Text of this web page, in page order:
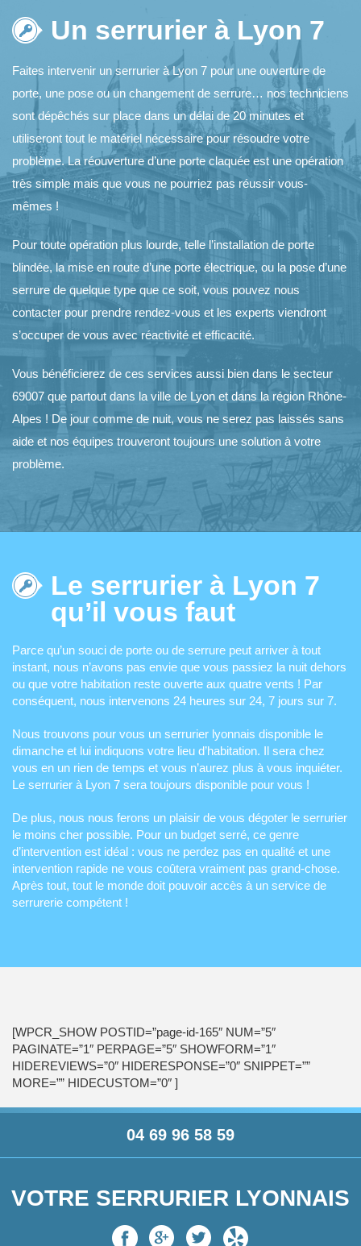
Un serrurier à Lyon 7
Faites intervenir un serrurier à Lyon 7 pour une ouverture de
porte, une pose ou un changement de serrure… nos techniciens
sont dépêchés sur place dans un délai de 20 minutes et
utiliseront tout le matériel nécessaire pour résoudre votre
problème. La réouverture d’une porte claquée est une opération
très simple mais que vous ne pourriez pas réussir vous-
mêmes !
Pour toute opération plus lourde, telle l’installation de porte
blindée, la mise en route d’une porte électrique, ou la pose d’une
serrure de quelque type que ce soit, vous pouvez nous
contacter pour prendre rendez-vous et les experts viendront
s’occuper de vous avec réactivité et efficacité.
Vous bénéficierez de ces services aussi bien dans le secteur
69007 que partout dans la ville de Lyon et dans la région Rhône-
Alpes ! De jour comme de nuit, vous ne serez pas laissés sans
aide et nos équipes trouveront toujours une solution à votre
problème.
Le serrurier à Lyon 7
qu’il vous faut
Parce qu’un souci de porte ou de serrure peut arriver à tout
instant, nous n’avons pas envie que vous passiez la nuit dehors
ou que votre habitation reste ouverte aux quatre vents ! Par
conséquent, nous intervenons 24 heures sur 24, 7 jours sur 7.
Nous trouvons pour vous un serrurier lyonnais disponible le
dimanche et lui indiquons votre lieu d’habitation. Il sera chez
vous en un rien de temps et vous n’aurez plus à vous inquiéter.
Le serrurier à Lyon 7 sera toujours disponible pour vous !
De plus, nous nous ferons un plaisir de vous dégoter le serrurier
le moins cher possible. Pour un budget serré, ce genre
d’intervention est idéal : vous ne perdez pas en qualité et une
intervention rapide ne vous coûtera vraiment pas grand-chose.
Après tout, tout le monde doit pouvoir accès à un service de
serrurerie compétent !
[WPCR_SHOW POSTID=”page-id-165″ NUM=”5″
PAGINATE=”1″ PERPAGE=”5″ SHOWFORM=”1″
HIDEREVIEWS=”0″ HIDERESPONSE=”0″ SNIPPET=””
MORE=”” HIDECUSTOM=”0″ ]
04 69 96 58 59
VOTRE SERRURIER LYONNAIS